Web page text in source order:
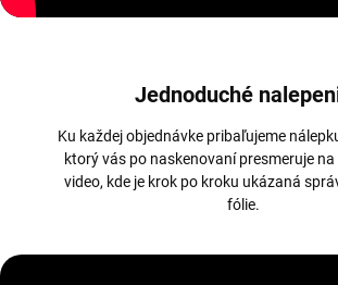
Jednoduché
Ku každej objednávke pribaľujeme
ktorý vás po naskenovaní presmeruje
video, kde je krok po kroku ukázaná
fólie.